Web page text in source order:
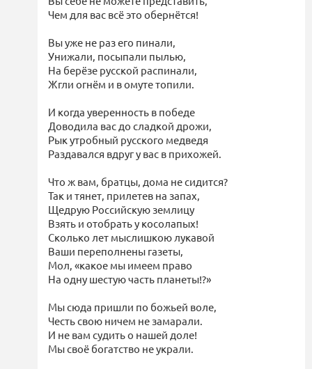
Чем для вас всё это обернётся!
Вы уже не раз его пинали,
Унижали, посыпали пылью,
На берёзе русской распинали,
Жгли огнём и в омуте топили.
И когда уверенность в победе
Доводила вас до сладкой дрожи,
Рык утробный русского медведя
Раздавался вдруг у вас в прихожей.
Что ж вам, братцы, дома не сидится?
Так и тянет, прилетев на запах,
Щедрую Российскую землицу
Взять и отобрать у косолапых!
Сколько лет мыслишкою лукавой
Ваши переполнены газеты,
Мол, «какое мы имеем право
На одну шестую часть планеты!?»
Мы сюда пришли по божьей воле,
Честь свою ничем не замарали.
И не вам судить о нашей доле!
Мы своё богатство не украли.